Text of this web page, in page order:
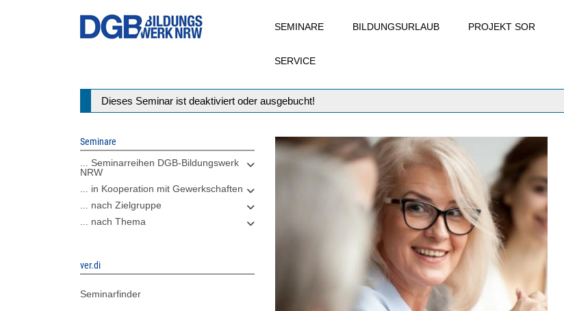
SEMINARE BILDUNGSURLAUB PROJEKT SOR
SERVICE
Statusmeldung
Dieses Seminar ist deaktiviert oder ausgebucht!
Seminare
... Seminarreihen DGB-Bildungswerk
NRW
... in Kooperation mit Gewerkschaften
... nach Zielgruppe
... nach Thema
ver.di
Seminarfinder